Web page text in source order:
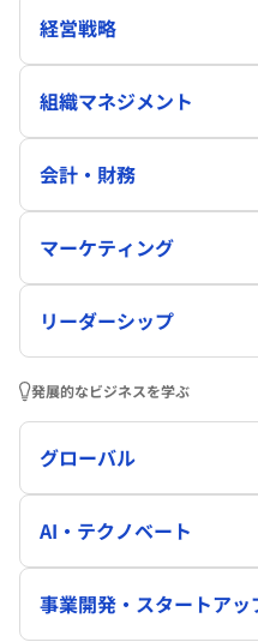
経営戦略
組織マネジメント
会計・財務
マーケティング
リーダーシップ
発展的なビジネスを学ぶ
グローバル
AI・テクノベート
事業開発・スタートアッ